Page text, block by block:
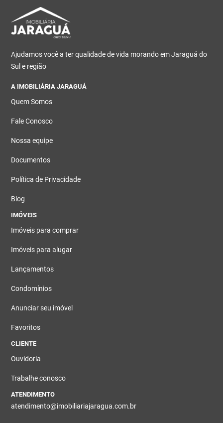
Ajudamos você a ter qualidade de vida morando em Jaraguá do
Sul e região
A IMOBILIÁRIA JARAGUÁ
Quem Somos
Fale Conosco
Nossa equipe
Documentos
Política de Privacidade
Blog
IMÓVEIS
Imóveis para comprar
Imóveis para alugar
Lançamentos
Condomínios
Anunciar seu imóvel
Favoritos
CLIENTE
Ouvidoria
Trabalhe conosco
ATENDIMENTO
atendimento@imobiliariajaragua.com.br